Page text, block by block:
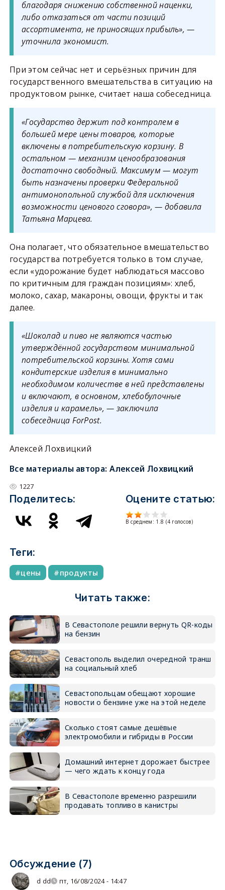
благодаря снижению собственной наценки,
либо отказаться от части позиций
ассортимента, не приносящих прибыль», —
уточнила экономист.
При этом сейчас нет и серьёзных причин для
государственного вмешательства в ситуацию на
продуктовом рынке, считает наша собеседница.
«Государство держит под контролем в
большей мере цены товаров, которые
включены в потребительскую корзину. В
остальном — механизм ценообразования
достаточно свободный. Максимум — могут
быть назначены проверки Федеральной
антимонопольной службой для исключения
возможности ценового сговора», — добавила
Татьяна Марцева.
Она полагает, что обязательное вмешательство
государства потребуется только в том случае,
если «удорожание будет наблюдаться массово
по критичным для граждан позициям»: хлеб,
молоко, сахар, макароны, овощи, фрукты и так
далее.
«Шоколад и пиво не являются частью
утверждённой государством минимальной
потребительской корзины. Хотя сами
кондитерские изделия в минимально
необходимом количестве в ней представлены
и включают, в основном, хлебобулочные
изделия и карамель», — заключила
собеседница ForPost.
Алексей Лохвицкий
Все материалы автора: Алексей Лохвицкий
1227
Поделитесь: Оцените статью:
В среднем: 1.8 (4 голосов)
Теги:
цены продукты
Читать также:
В Севастополе решили вернуть QR-коды
на бензин
Севастополь выделил очередной транш
на социальный хлеб
Севастопольцам обещают хорошие
новости о бензине уже на этой неделе
Сколько стоят самые дешёвые
электромобили и гибриды в России
Домашний интернет дорожает быстрее
— чего ждать к концу года
В Севастополе временно разрешили
продавать топливо в канистры
Обсуждение (7)
d dd пт, 16/08/2024 - 14:47